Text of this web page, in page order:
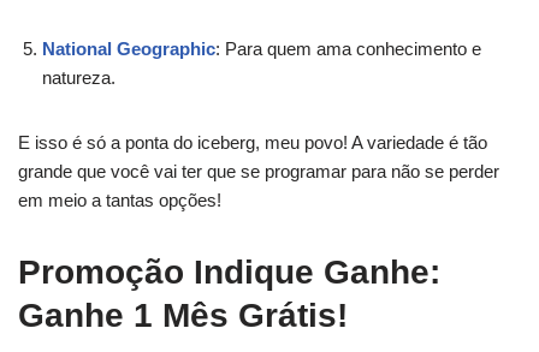
National Geographic: Para quem ama conhecimento e
natureza.
E isso é só a ponta do iceberg, meu povo! A variedade é tão
grande que você vai ter que se programar para não se perder
em meio a tantas opções!
Promoção Indique Ganhe:
Ganhe 1 Mês Grátis!